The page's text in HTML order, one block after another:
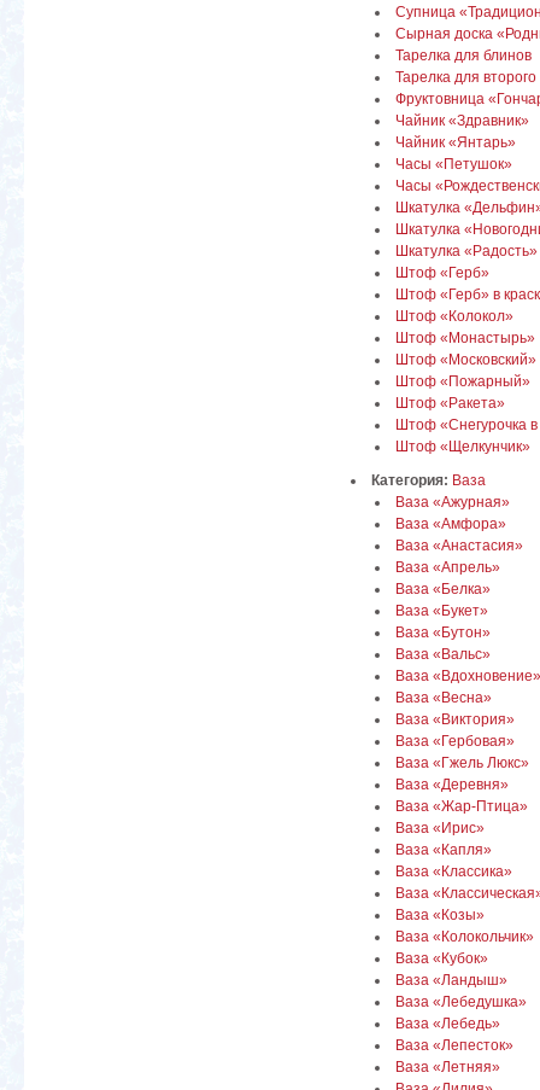
Супница
Сырная доска
Тарелка для блинов
Тарелка для второго
Фруктовница
Чайник «Здравник»
Чайник «Янтарь»
Часы «Петушок»
Часы
Шкатулка
Шкатулка
Шкатулка «Радость»
Штоф «Герб»
Штоф «Герб» в
Штоф «Колокол»
Штоф «Монастырь»
Штоф «Московский»
Штоф «Пожарный»
Штоф «Ракета»
Штоф «Снегурочка
Штоф «Щелкунчик»
Категория: Ваза
Ваза «Ажурная»
Ваза «Амфора»
Ваза «Анастасия»
Ваза «Апрель»
Ваза «Белка»
Ваза «Букет»
Ваза «Бутон»
Ваза «Вальс»
Ваза «Вдохновение»
Ваза «Весна»
Ваза «Виктория»
Ваза «Гербовая»
Ваза «Гжель Люкс»
Ваза «Деревня»
Ваза «Жар-Птица»
Ваза «Ирис»
Ваза «Капля»
Ваза «Классика»
Ваза
Ваза «Козы»
Ваза «Колокольчик»
Ваза «Кубок»
Ваза «Ландыш»
Ваза «Лебедушка»
Ваза «Лебедь»
Ваза «Лепесток»
Ваза «Летняя»